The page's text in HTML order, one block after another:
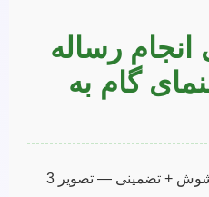
رساله
گام به